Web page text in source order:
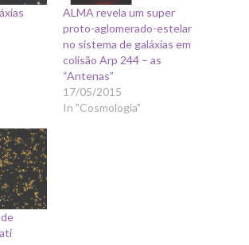
ALMA revela um super
proto-aglomerado-estelar
no sistema de galáxias em
colisão Arp 244 – as
“Antenas”
17/05/2015
In "Cosmologia"